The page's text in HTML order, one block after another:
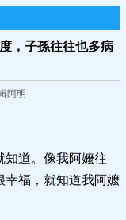
，子孫往往也多病
阿明
知道。像我阿嬤往
幸福，就知道我阿嬤